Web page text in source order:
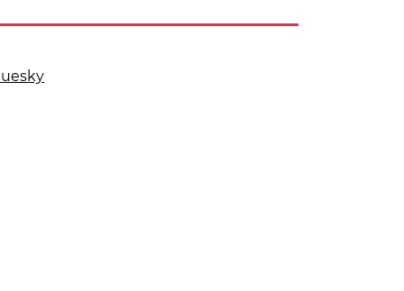
denna sida på